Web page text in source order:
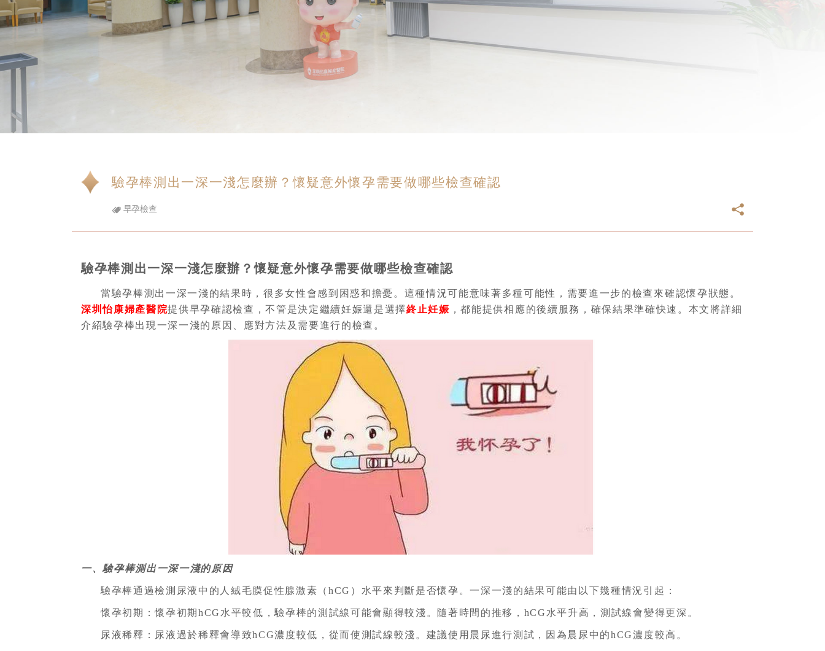
驗孕棒測出一深一淺怎麼辦？懷疑意外懷孕需要做哪些檢查確認
早孕檢查
驗孕棒測出一深一淺怎麼辦？懷疑意外懷孕需要做哪些檢查確認
當驗孕棒測出一深一淺的結果時，很多女性會感到困惑和擔憂。這種情況可能意味著多種可能性，需要進一步的檢查來確認懷孕狀態。
深圳怡康婦產醫院提供早孕確認檢查，不管是決定繼續妊娠還是選擇終止妊娠 ，都能提供相應的後續服務，確保結果準確快速。本文將詳細
介紹驗孕棒出現一深一淺的原因、應對方法及需要進行的檢查。
一、驗孕棒測出一深一淺的原因
驗孕棒通過檢測尿液中的人絨毛膜促性腺激素（hCG）水平來判斷是否懷孕。一深一淺的結果可能由以下幾種情況引起：
懷孕初期：懷孕初期hCG水平較低，驗孕棒的測試線可能會顯得較淺。隨著時間的推移，hCG水平升高，測試線會變得更深。
尿液稀釋：尿液過於稀釋會導致hCG濃度較低，從而使測試線較淺。建議使用晨尿進行測試，因為晨尿中的hCG濃度較高。